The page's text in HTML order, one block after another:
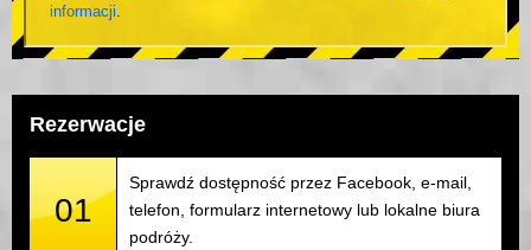
informacji
Rezerwacje
01
Sprawdź dostępność przez Facebook, e-mail,
telefon, formularz internetowy lub lokalne biura
podróży.